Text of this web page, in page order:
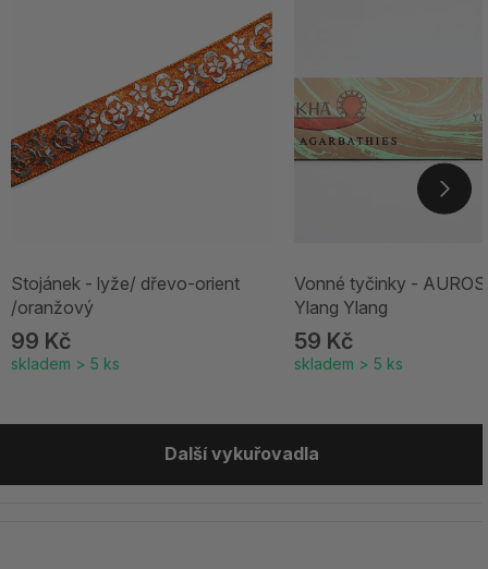
Stojánek - lyže/ dřevo-orient
/oranžový
99 Kč
skladem > 5 ks
Vonné tyčinky -
Ylang Ylang
59 Kč
skladem > 5 ks
Další vykuřovadla